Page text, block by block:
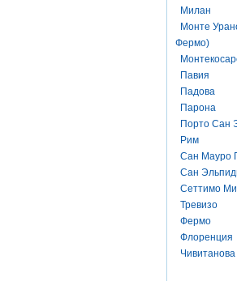
Милан
Монте
Фермо)
Павия
Падова
Парона
Порто Сан
Рим
Сан Мауро
Сан
Сеттимо
Тревизо
Фермо
Флоренция